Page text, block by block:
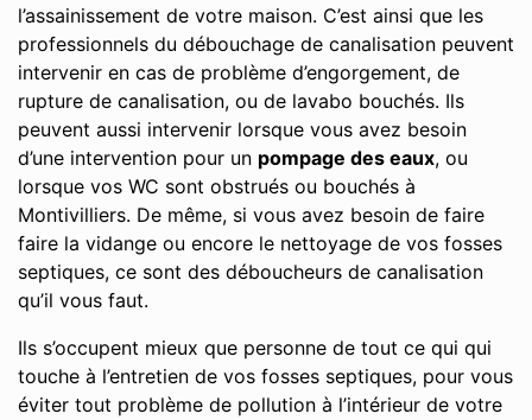
l’assainissement de votre maison. C’est ainsi que les
professionnels du débouchage de canalisation peuvent
intervenir en cas de problème d’engorgement, de
rupture de canalisation, ou de lavabo bouchés. Ils
peuvent aussi intervenir lorsque vous avez besoin
d’une intervention pour un pompage des eaux, ou
lorsque vos WC sont obstrués ou bouchés à
Montivilliers. De même, si vous avez besoin de faire
faire la vidange ou encore le nettoyage de vos fosses
septiques, ce sont des déboucheurs de canalisation
qu’il vous faut.
Ils s’occupent mieux que personne de tout ce qui qui
touche à l’entretien de vos fosses septiques, pour vous
éviter tout problème de pollution à l’intérieur de votre